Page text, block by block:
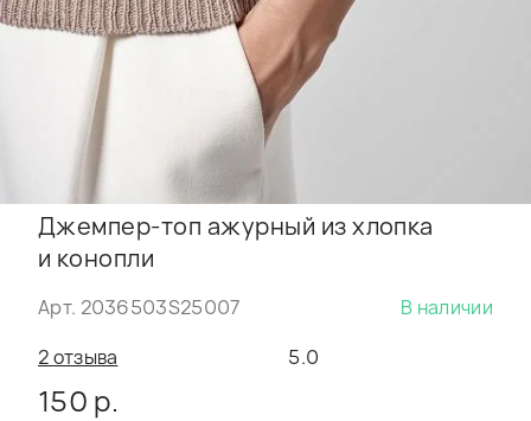
Джемпер-топ ажурный из хлопка
и конопли
Арт. 2036503S25007
В наличии
2 отзыва
5.0
150 р.